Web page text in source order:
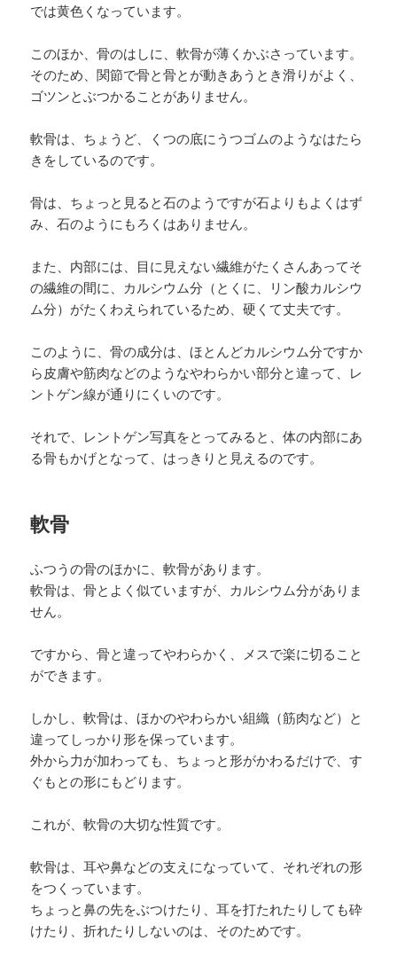
では黄色くなっています。
このほか、骨のはしに、軟骨が薄くかぶさっています。
そのため、関節で骨と骨とが動きあうとき滑りがよく、
ゴツンとぶつかることがありません。
軟骨は、ちょうど、くつの底にうつゴムのようなはたら
きをしているのです。
骨は、ちょっと見ると石のようですが石よりもよくはず
み、石のようにもろくはありません。
また、内部には、目に見えない繊維がたくさんあってそ
の繊維の間に、カルシウム分（とくに、リン酸カルシウ
ム分）がたくわえられているため、硬くて丈夫です。
このように、骨の成分は、ほとんどカルシウム分ですか
ら皮膚や筋肉などのようなやわらかい部分と違って、レ
ントゲン線が通りにくいのです。
それで、レントゲン写真をとってみると、体の内部にあ
る骨もかげとなって、はっきりと見えるのです。
軟骨
ふつうの骨のほかに、軟骨があります。
軟骨は、骨とよく似ていますが、カルシウム分がありま
せん。
ですから、骨と違ってやわらかく、メスで楽に切ること
ができます。
しかし、軟骨は、ほかのやわらかい組織（筋肉など）と
違ってしっかり形を保っています。
外から力が加わっても、ちょっと形がかわるだけで、す
ぐもとの形にもどります。
これが、軟骨の大切な性質です。
軟骨は、耳や鼻などの支えになっていて、それぞれの形
をつくっています。
ちょっと鼻の先をぶつけたり、耳を打たれたりしても砕
けたり、折れたりしないのは、そのためです。